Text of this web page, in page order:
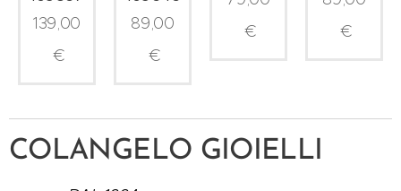
139,00
€
89,00
€
€
€
COLANGELO GIOIELLI